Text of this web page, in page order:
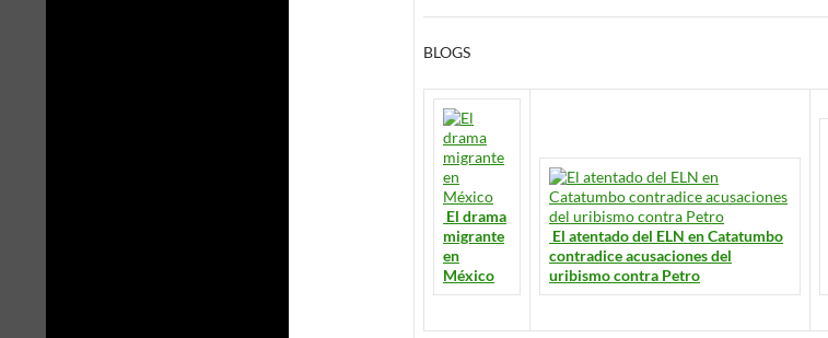
BLOGS
El drama
migrante
en
México
El atentado del ELN en Catatumbo
contradice acusaciones del
uribismo contra Petro